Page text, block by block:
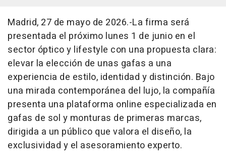
Madrid, 27 de mayo de 2026.-La firma será
presentada el próximo lunes 1 de junio en el
sector óptico y lifestyle con una propuesta clara:
elevar la elección de unas gafas a una
experiencia de estilo, identidad y distinción. Bajo
una mirada contemporánea del lujo, la compañía
presenta una plataforma online especializada en
gafas de sol y monturas de primeras marcas,
dirigida a un público que valora el diseño, la
exclusividad y el asesoramiento experto.